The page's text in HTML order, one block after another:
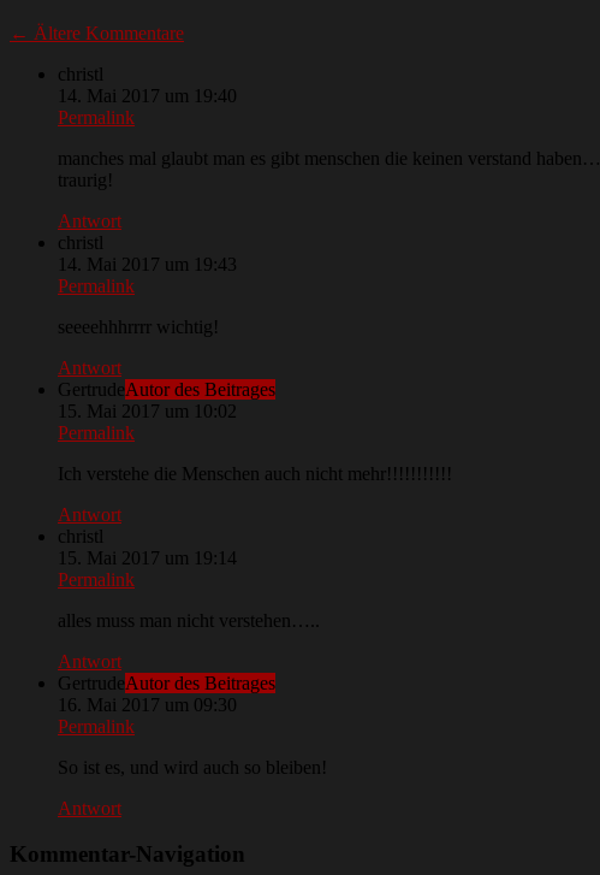
← Ältere Kommentare
christl
14. Mai 2017 um 19:40
Permalink
manches mal glaubt man es gibt menschen die keinen verstand haben….
traurig!
Antwort
christl
14. Mai 2017 um 19:43
Permalink
seeeehhhrrrr wichtig!
Antwort
GertrudeAutor des Beitrages
15. Mai 2017 um 10:02
Permalink
Ich verstehe die Menschen auch nicht mehr!!!!!!!!!!!
Antwort
christl
15. Mai 2017 um 19:14
Permalink
alles muss man nicht verstehen…..
Antwort
GertrudeAutor des Beitrages
16. Mai 2017 um 09:30
Permalink
So ist es, und wird auch so bleiben!
Antwort
Kommentar-Navigation